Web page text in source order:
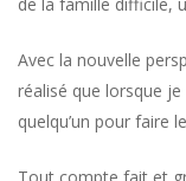
Avec la nouvelle
réalisé que lorsque
quelqu’un pour faire